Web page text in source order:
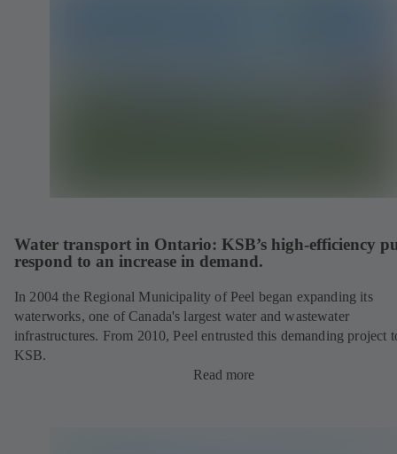
Water transport in Ontario: KSB’s high-efficiency
respond to an increase in demand.
In 2004 the Regional Municipality of Peel began expanding its
waterworks, one of Canada's largest water and wastewater
infrastructures. From 2010, Peel entrusted this demanding project
KSB.
Read more